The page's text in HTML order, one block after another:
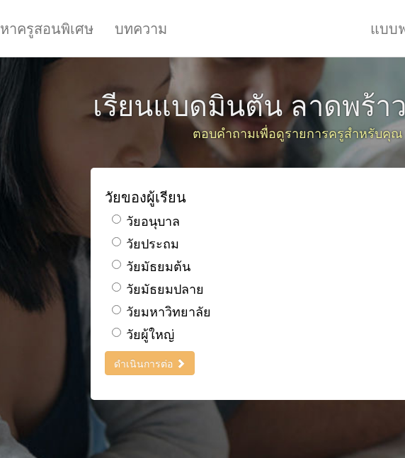
หาครูสอนพิเศษ บทความ แบบ
เรียนแบดมินตัน ลาดพร้า
ตอบคำถามเพื่อดูรายการครูสำหรับคุณ
วัยของผู้เรียน
วัยอนุบาล
วัยประถม
วัยมัธยมต้น
วัยมัธยมปลาย
วัยมหาวิทยาลัย
วัยผู้ใหญ่
ดำเนินการต่อ